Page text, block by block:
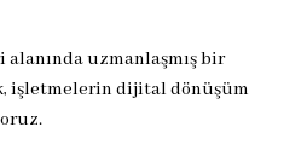
uzmanlaşmış bir
işletmelerin dijital dönüşüm